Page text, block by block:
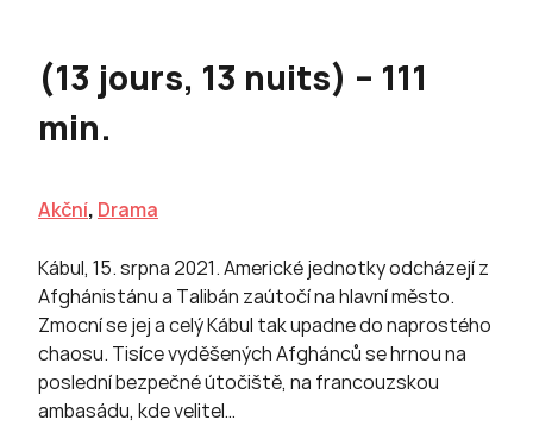
(13 jours, 13 nuits) – 111
min.
Akční, Drama
Kábul, 15. srpna 2021. Americké jednotky odcházejí z
Afghánistánu a Talibán zaútočí na hlavní město.
Zmocní se jej a celý Kábul tak upadne do naprostého
chaosu. Tisíce vyděšených Afghánců se hrnou na
poslední bezpečné útočiště, na francouzskou
ambasádu, kde velitel…